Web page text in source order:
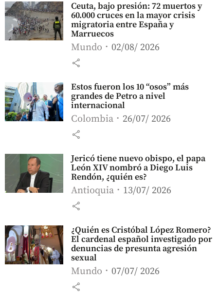
Ceuta, bajo presión: 72 muertos y
60.000 cruces en la mayor crisis
migratoria entre España y
Marruecos
Mundo 02/08/ 2026
share
Estos fueron los 10 “osos” más
grandes de Petro a nivel
internacional
Colombia 26/07/ 2026
share
Jericó tiene nuevo obispo, el papa
León XIV nombró a Diego Luis
Rendón, ¿quién es?
Antioquia 13/07/ 2026
share
¿Quién es Cristóbal López Romero?
El cardenal español investigado por
denuncias de presunta agresión
sexual
Mundo 07/07/ 2026
share